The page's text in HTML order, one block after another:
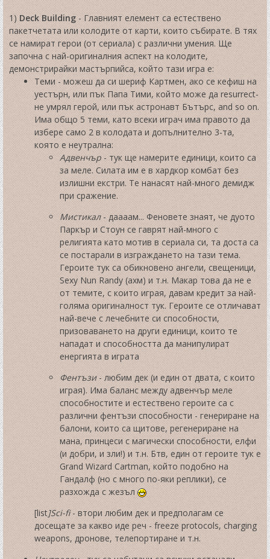
1)Deck Building- Главният елемент са естествено
пакетчетата или колодите от карти, които събирате. В тях
се намират герои (от сериала) с различни умения. Ще
започна с най-оригиналния аспект на колодите,
демонстрирайки мастърпийса, който тази игра е:
Теми - можеш да си шериф Картмен, ако се кефиш на
уестърн, или пък Папа Тими, който може да resurrect-
не умрял герой, или пък астронавт Бътърс, and so on.
Има общо 5 теми, като всеки играч има правото да
избере само 2 в колодата и допълнително 3-та,
която е неутрална:
Адвенчър- тук ще намерите единици, които са
за меле. Силата им е в хардкор комбат без
излишни екстри. Те нанасят най-много демидж
при сражение.
Мистикал- даааам... Феновете знаят, че дуото
Паркър и Стоун се гаврят най-много с
религията като мотив в сериала си, та доста са
се постарали в изграждането на тази тема.
Героите тук са обикновено ангели, свещеници,
Sexy Nun Randy (ахм) и т.н. Макар това да не е
от темите, с които играя, давам кредит за най-
голяма оригиналност тук. Героите се отличават
най-вече с лечебните си способности,
призоваването на други единици, които те
нападат и способността да манипулират
енергията в играта
Фентъзи- любим дек (и един от двата, с които
играя). Има баланс между адвенчър меле
способностите и естествено героите са с
различни фентъзи способности - генериране на
балони, които са щитове, регенериране на
мана, принцеси с магически способности, елфи
(и добри, и зли!) и т.н. Бтв, един от героите тук е
Grand Wizard Cartman, който подобно на
Гандалф (но с много по-яки реплики), се
разхожда с жезъл
[list]Sci-fi- втори любим дек и предполагам се
досещате за какво иде реч - freeze protocols, charging
weapons, дронове, телепортиране и т.н.